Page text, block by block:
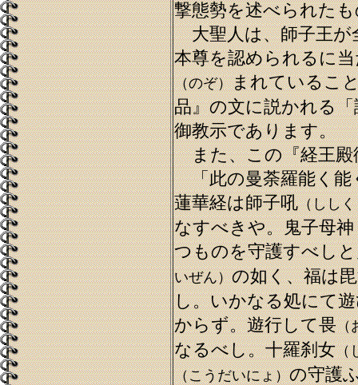
撃態勢を述べられた
大聖人は、師子王が
本尊を認められるに
（のぞ）まれているこ
品』の文に説かれる
御教示であります。
また、この『経王殿
「此の曼荼羅能く能
蓮華経は師子吼（ししく
なすべきや。鬼子母
つものを守護すべし
いぜん）の如く、福は
し。いかなる処にて
からず。遊行して畏（
なるべし。十羅刹女（
（こうだいにょ）の守護